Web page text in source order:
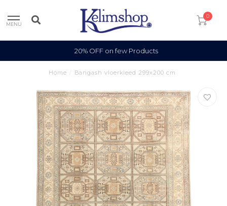
MENU
0
20% OFF on few Products
Home Bangash vloerkleed 299x200 cm